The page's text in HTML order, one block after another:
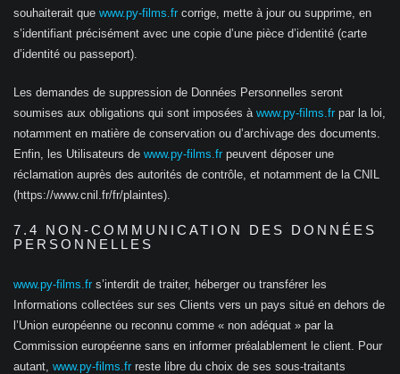
souhaiterait que www.py-films.fr corrige, mette à jour ou supprime, en
s’identifiant précisément avec une copie d’une pièce d’identité (carte
d’identité ou passeport).
Les demandes de suppression de Données Personnelles seront
soumises aux obligations qui sont imposées à www.py-films.fr par la loi,
notamment en matière de conservation ou d’archivage des documents.
Enfin, les Utilisateurs de www.py-films.fr peuvent déposer une
réclamation auprès des autorités de contrôle, et notamment de la CNIL
(https://www.cnil.fr/fr/plaintes).
7.4 NON-COMMUNICATION DES DONNÉES
PERSONNELLES
www.py-films.fr s’interdit de traiter, héberger ou transférer les
Informations collectées sur ses Clients vers un pays situé en dehors de
l’Union européenne ou reconnu comme « non adéquat » par la
Commission européenne sans en informer préalablement le client. Pour
autant, www.py-films.fr reste libre du choix de ses sous-traitants